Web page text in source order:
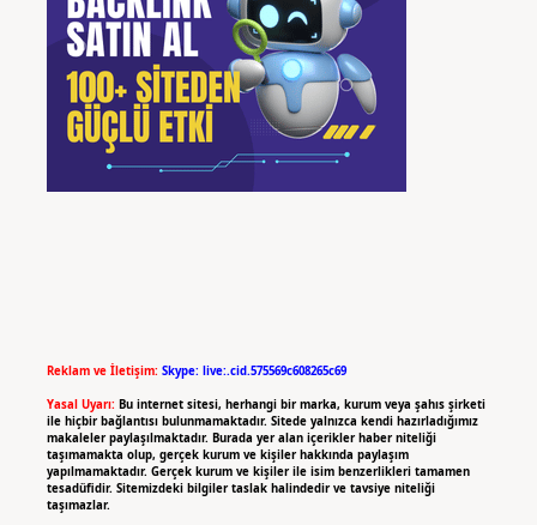
Reklam ve İletişim: Skype: live:.cid.575569c608265c69
Yasal Uyarı: Bu internet sitesi, herhangi bir marka, kurum veya şahıs şirketi
ile hiçbir bağlantısı bulunmamaktadır. Sitede yalnızca kendi hazırladığımız
makaleler paylaşılmaktadır. Burada yer alan içerikler haber niteliği
taşımamakta olup, gerçek kurum ve kişiler hakkında paylaşım
yapılmamaktadır. Gerçek kurum ve kişiler ile isim benzerlikleri tamamen
tesadüfidir. Sitemizdeki bilgiler taslak halindedir ve tavsiye niteliği
taşımazlar.